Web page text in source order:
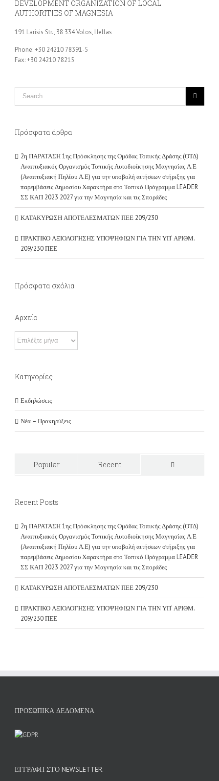
DEVELOPMENT ORGANIZATION OF LOCAL
AUTHORITIES OF MAGNESIA
191 Larisis Str., 38 334 Volos, Hellas
Phone: +30 24210 78391-5
Fax: +30 24210 78215
Πρόσφατα άρθρα
2η ΠΑΡΑΤΑΣΗ 1ης Πρόσκλησης της Ομάδας Τοπικής Δράσης (ΟΤΔ)
Αναπτυξιακός Οργανισμός Τοπικής Αυτοδιοίκησης Μαγνησίας Α.Ε
(Αναπτυξιακή Πηλίου Α.Ε) για την υποβολή αιτήσεων στήριξης για
παρεμβάσεις Δημοσίου Χαρακτήρα στο Τοπικό Πρόγραμμα LEADER
ΣΣ ΚΑΠ 2023 2027 για την Μαγνησία και τις Σποράδες
ΚΑΤΑΚΥΡΩΣΗ ΑΠΟΤΕΛΕΣΜΑΤΩΝ ΠΕΕ 209/230
ΠΡΑΚΤΙΚΟ ΑΞΙΟΛΟΓΗΣΗΣ ΥΠΟΨΗΦΙΩΝ ΓΙΑ ΤΗΝ ΥΠ’ ΑΡΙΘΜ.
209/230 ΠΕΕ
Πρόσφατα σχόλια
Αρχείο
Αρχείο
Kατηγορίες
Εκδηλώσεις
Νέα – Προκηρύξεις
Popular Recent
Recent Posts
2η ΠΑΡΑΤΑΣΗ 1ης Πρόσκλησης της Ομάδας Τοπικής Δράσης (ΟΤΔ)
Αναπτυξιακός Οργανισμός Τοπικής Αυτοδιοίκησης Μαγνησίας Α.Ε
(Αναπτυξιακή Πηλίου Α.Ε) για την υποβολή αιτήσεων στήριξης για
παρεμβάσεις Δημοσίου Χαρακτήρα στο Τοπικό Πρόγραμμα LEADER
ΣΣ ΚΑΠ 2023 2027 για την Μαγνησία και τις Σποράδες
ΚΑΤΑΚΥΡΩΣΗ ΑΠΟΤΕΛΕΣΜΑΤΩΝ ΠΕΕ 209/230
ΠΡΑΚΤΙΚΟ ΑΞΙΟΛΟΓΗΣΗΣ ΥΠΟΨΗΦΙΩΝ ΓΙΑ ΤΗΝ ΥΠ’ ΑΡΙΘΜ.
209/230 ΠΕΕ
ΠΡΟΣΩΠΙΚΆ ΔΕΔΟΜΈΝΑ
ΕΓΓΡΑΦΉ ΣΤΟ NEWSLETTER.